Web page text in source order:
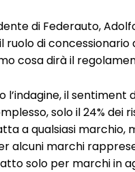
di Federauto,
ruolo di
cosa dirà il
l’indagine, il sentiment
solo il 24%
a qualsiasi marchio,
alcuni marchi
solo per marchi in